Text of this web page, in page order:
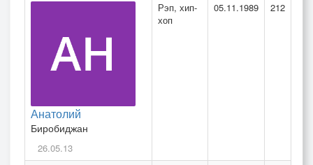
Анатолий
Биробиджан
26.05.13
Рэп, хип-
хоп
05.11.1989 212